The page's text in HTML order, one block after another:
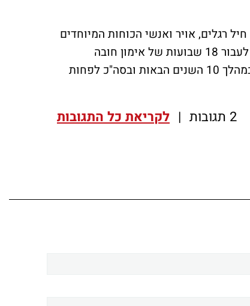
ב-8 ערים במדינה וכלל חיל רגלים, אויר ואנשי הכוחות המיוחדים
המפורסמים של שוויץ. אזרחי שוויץ שמגיעים לגיל 19 חייבים לעבור 18 שבועות של אימון חובה
לאחריהם הוא מחויב ב-7 קריאות לא רצופות לאימון מילואים במהלך 10 השנים הבאות ובסה"כ לפחות
2 תגובות | לקריאת כל התגובות